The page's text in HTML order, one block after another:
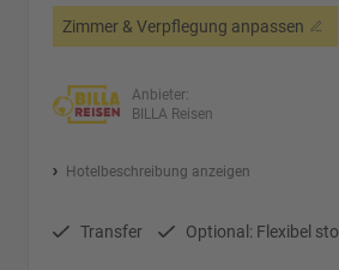
Zimmer & Verpflegung anpassen
Anbieter:
BILLA Reisen
Hotelbeschreibung anzeigen
Transfer Optional: Flexibel